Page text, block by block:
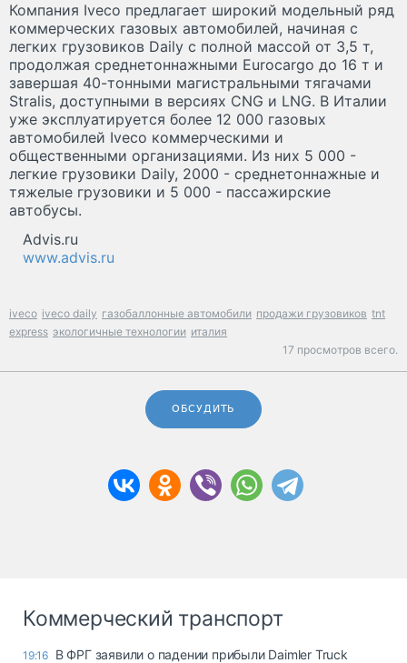
Компания Iveco предлагает широкий модельный ряд
коммерческих газовых автомобилей, начиная с
легких грузовиков Daily с полной массой от 3,5 т,
продолжая среднетоннажными Eurocargo до 16 т и
завершая 40-тонными магистральными тягачами
Stralis, доступными в версиях CNG и LNG. В Италии
уже эксплуатируется более 12 000 газовых
автомобилей Iveco коммерческими и
общественными организациями. Из них 5 000 -
легкие грузовики Daily, 2000 - среднетоннажные и
тяжелые грузовики и 5 000 - пассажирские
автобусы.
Advis.ru
www.advis.ru
iveco iveco daily газобаллонные автомобили продажи грузовиков tnt
express экологичные технологии италия
17 просмотров всего.
ОБСУДИТЬ
Коммерческий транспорт
19:16 В ФРГ заявили о падении прибыли Daimler Truck